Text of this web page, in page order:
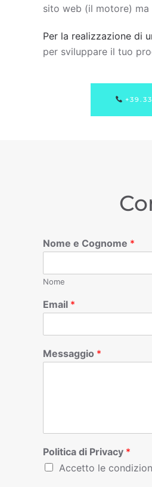
sito web (il motore) ma
Per la realizzazione di
per sviluppare il tuo
Nome e Cognome *
Nome
Email *
Messaggio *
Politica di Privacy *
Accetto le